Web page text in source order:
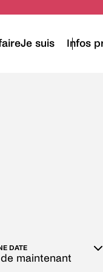
Je suis Infos
DATE
maintenant